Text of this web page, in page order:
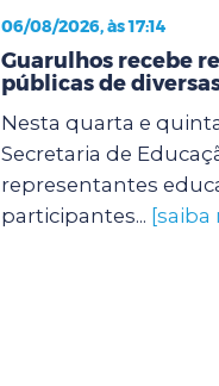
06/08/2026, às 17:14
Guarulhos recebe
públicas de
Nesta quarta e
Secretaria de
representantes
participantes... [saiba